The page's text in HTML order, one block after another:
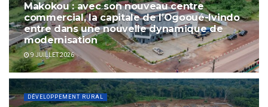
Makokou : avec son nouveau centre
commercial, la capitale de l’Ogooué-Ivindo
entre dans une nouvelle dynamique de
modernisation
9 JUILLET 2026
DÉVELOPPEMENT RURAL